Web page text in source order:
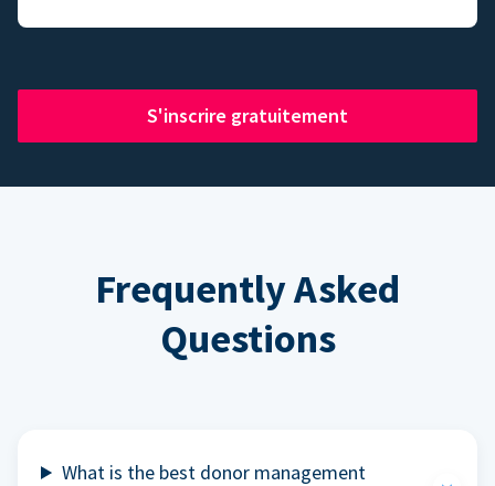
S'inscrire gratuitement
Frequently Asked
Questions
What is the best donor management